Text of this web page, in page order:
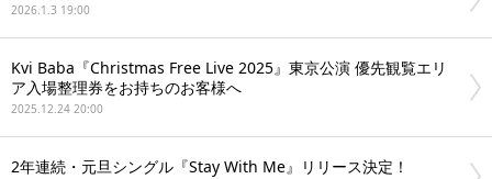
2026.1.3 19:00
Kvi Baba『Christmas Free Live 2025』東京公演 優先観覧エリ
ア入場整理券をお持ちのお客様へ
2025.12.24 20:00
2年連続・元旦シングル『Stay With Me』リリース決定！